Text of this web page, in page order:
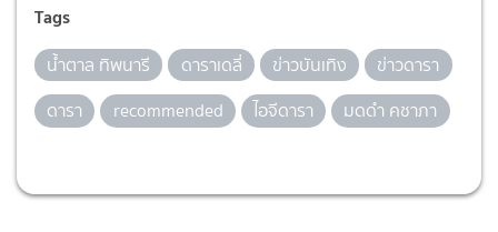
Tags
น้ำตาล ทิพนารี ดาราเดลี่ ข่าวบันเทิง
ข่าวดารา
ดารา
recommended ไอจีดารา มดดำ คชาภา